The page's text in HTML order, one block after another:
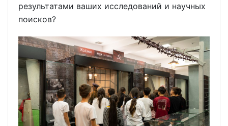
результатами ваших исследований и научных
поисков?